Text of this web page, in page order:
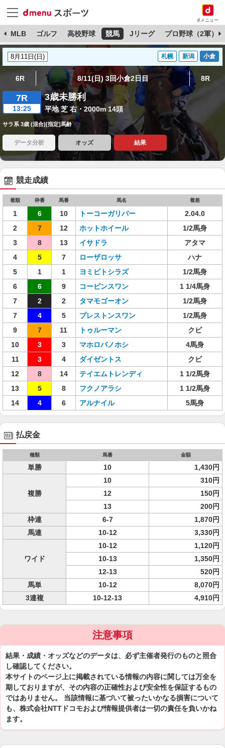
dメニュー
MLB ゴルフ 高校野球 競馬 Jリーグ プロ野球（2軍）
札幌 新潟 小倉
6R 8/11(日) 3回小倉2日目 8R
7R
13:25
3歳未勝利
平地 芝 右・2000m 14頭
サラ系 3歳 (混合)[指定]馬齢
データ分析 オッズ 結果
競走成績
着順 枠番 馬番 馬名 着差
1 6 10 トーコーガリバー
2.04.0
2
7 12 ホットホイール
1/2馬身
3
8 13 イサドラ
アタマ
4
5 7 ローザロッサ
ハナ
5
1 1 ヨミビトシラズ
1/2馬身
6
6 9 コービンスワン
1 1/4馬身
7
2 2 タマモゴーオン
1/2馬身
7
4 5 プレストンスワン
1/2馬身
9
7 11 トゥルーマン
クビ
10
3 3 マホロバノホシ
4馬身
11
3 4 ダイゼントス
クビ
12
8 14 テイエムトレンディ
1 1/2馬身
13
5 8 フクノアラシ
1 1/2馬身
14
4 6 アルナイル 5馬身
払戻金
種類 馬番 金額
単勝 10 1,430円
複勝
10
310円
12
150円
13
200円
枠連
6-7
1,870円
馬連
10-12 3,330円
ワイド
10-12
1,120円
10-13
1,350円
12-13
520円
馬単
10-12
8,070円
3連複
10-12-13 4,910円
注意事項
結果・成績・オッズなどのデータは、必ず主催者発行のものと照合
し確認してください。
本サイトのページ上に掲載されている情報の内容に関しては万全を
期しておりますが、その内容の正確性および安全性を保証するもの
ではありません。 当該情報に基づいて被ったいかなる損害について
も、株式会社NTTドコモおよび情報提供者は一切の責任を負いかね
ます。